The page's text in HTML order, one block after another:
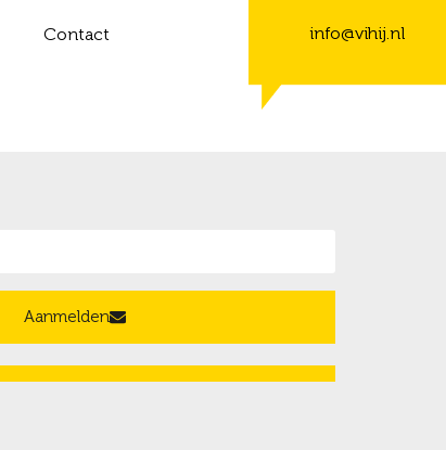
Contact info@vihij.nl
Aanmelden